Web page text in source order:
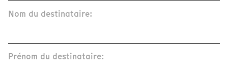
Nom du destinataire:
Prénom du destinataire: